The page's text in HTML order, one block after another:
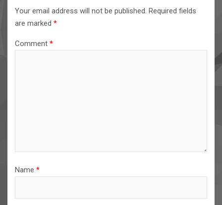
Your email address will not be published. Required fields
are marked *
Comment *
Name *